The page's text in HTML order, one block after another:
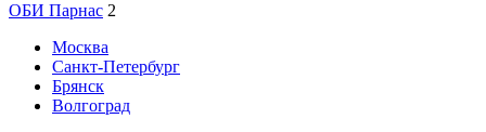
ОБИ Парнас 2
Москва
Санкт-Петербург
Брянск
Волгоград